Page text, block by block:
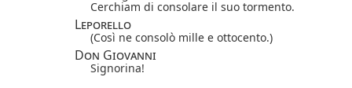
Cerchiam di consolare il suo tormento.
Leporello
(Così ne consolò mille e ottocento.)
Don Giovanni
Signorina!